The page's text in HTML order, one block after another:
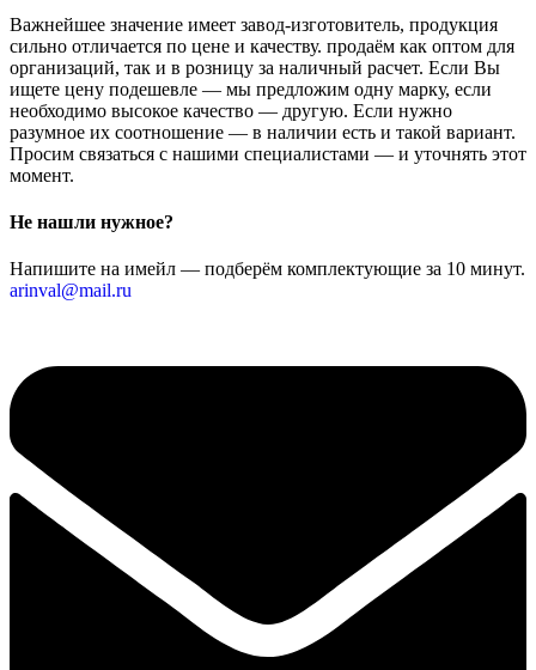
Важнейшее значение имеет завод-изготовитель, продукция
сильно отличается по цене и качеству. продаём как оптом для
организаций, так и в розницу за наличный расчет. Если Вы
ищете цену подешевле — мы предложим одну марку, если
необходимо высокое качество — другую. Если нужно
разумное их соотношение — в наличии есть и такой вариант.
Просим связаться с нашими специалистами — и уточнять этот
момент.
Не нашли нужное?
Напишите на имейл — подберём комплектующие за 10 минут.
arinval@mail.ru